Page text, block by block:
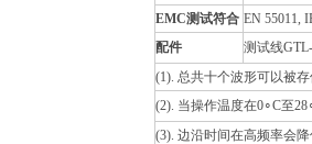
EMC测试符合 EN 55011,
配件
测试线
(1). 总共十个波形可以被
(2). 当操作温度在0∘C至
(3). 边沿时间在高频率会